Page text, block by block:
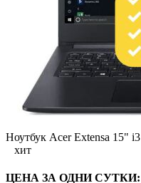
Ноутбук Acer Extensa 15"
хит
ЦЕНА ЗА ОДНИ СУТКИ: